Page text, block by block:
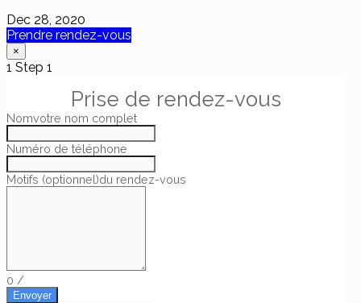
Dec 28, 2020
Prendre rendez-vous
×
1 Step 1
Prise de rendez-vous
Nomvotre nom complet
Numéro de téléphone
Motifs (optionnel)du rendez-vous
0 /
Envoyer